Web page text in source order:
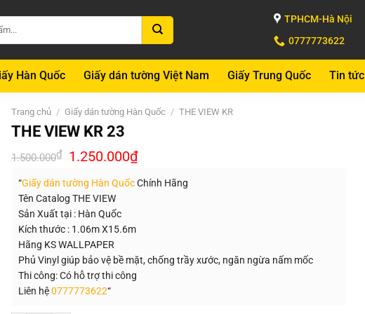
TPHCM-Hà Nội
0777773622
Hàn Quốc Giấy dán tường Việt Nam Giấy Trung Quốc Tin tức
Trang chủ / Giấy dán tường Hàn Quốc / THE VIEW KR
THE VIEW KR 23
1.500.000₫ Giá
gốc
1.500.000₫.
1.250.000₫Giá
hiện
là:
“Giấy dán tường Hàn QuốcChính Hãng
Tên Catalog THE VIEW
Sản Xuất tại : Hàn Quốc
Kích thước : 1.06m X15.6m
Hãng KS WALLPAPER
Phủ Vinyl giúp bảo vệ bề mặt, chống trầy xước, ngăn ngừa nấm mốc
Thi công: Có hỗ trợ thi công
Liên hệ0777773622“